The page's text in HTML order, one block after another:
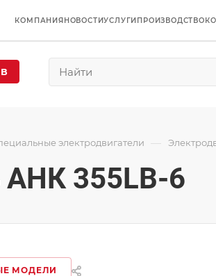
КОМПАНИЯНОВОСТИУСЛУГИПРОИЗВОДСТВО
электродвигатели —
АНК 355LB-6
МОДЕЛИ